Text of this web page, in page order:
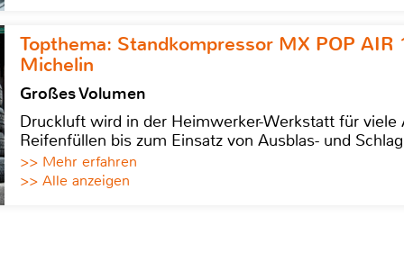
Topthema: Standkompressor MX POP AIR
Michelin
Großes Volumen
Druckluft wird in der Heimwerker-Werkstatt für viele
Reifenfüllen bis zum Einsatz von Ausblas- und
>> Mehr erfahren
>> Alle anzeigen